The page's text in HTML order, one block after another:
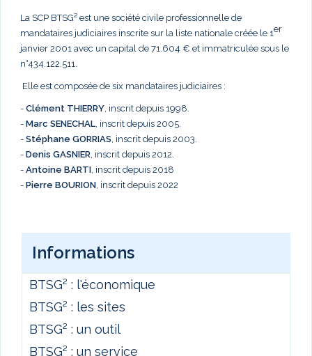
La SCP BTSG² est une société civile professionnelle de
mandataires judiciaires inscrite sur la liste nationale créée le 1er
janvier 2001 avec un capital de 71.604 € et immatriculée sous le
n°434.122.511.
Elle est composée de six mandataires judiciaires :
- Clément THIERRY, inscrit depuis 1998.
- Marc SENECHAL, inscrit depuis 2005.
- Stéphane GORRIAS, inscrit depuis 2003.
- Denis GASNIER, inscrit depuis 2012.
- Antoine BARTI, inscrit depuis 2018
- Pierre BOURION, inscrit depuis 2022
Informations
BTSG² : l'économique
BTSG² : les sites
BTSG² : un outil
BTSG² : un service